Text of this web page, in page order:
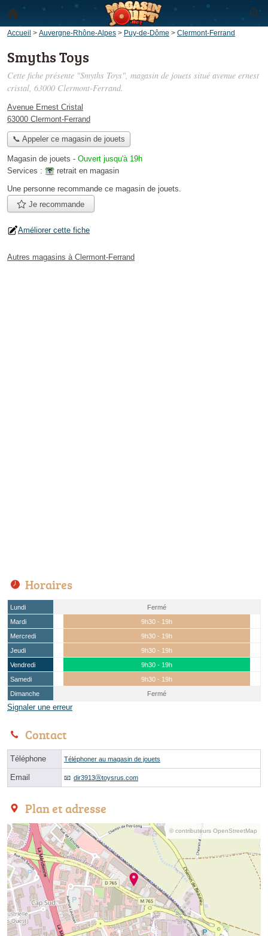
Accueil > Auvergne-Rhône-Alpes > Puy-de-Dôme > Clermont-Ferrand
Smyths Toys
Cette fiche présente "Smyths Toys", magasin de jouets situé avenue ernest
cristal, 63000 Clermont-Ferrand.
Avenue Ernest Cristal
63000 Clermont-Ferrand
📞 Appeler ce magasin de jouets
Magasin de jouets - Ouvert jusqu'à 19h
Services :
retrait en magasin
Une personne recommande ce magasin de jouets.
Je recommande
Améliorer cette fiche
Autres magasins à Clermont-Ferrand
Horaires
Lundi
Fermé
Mardi
9h30 - 19h
Mercredi
9h30 - 19h
Jeudi
9h30 - 19h
Vendredi
9h30 - 19h
Samedi
9h30 - 19h
Dimanche
Fermé
Signaler une erreur
Contact
Téléphone Téléphoner au magasin de jouets
Email dir3913ⓐtoysrus.com
Plan et adresse
© contributeurs OpenStreetMap